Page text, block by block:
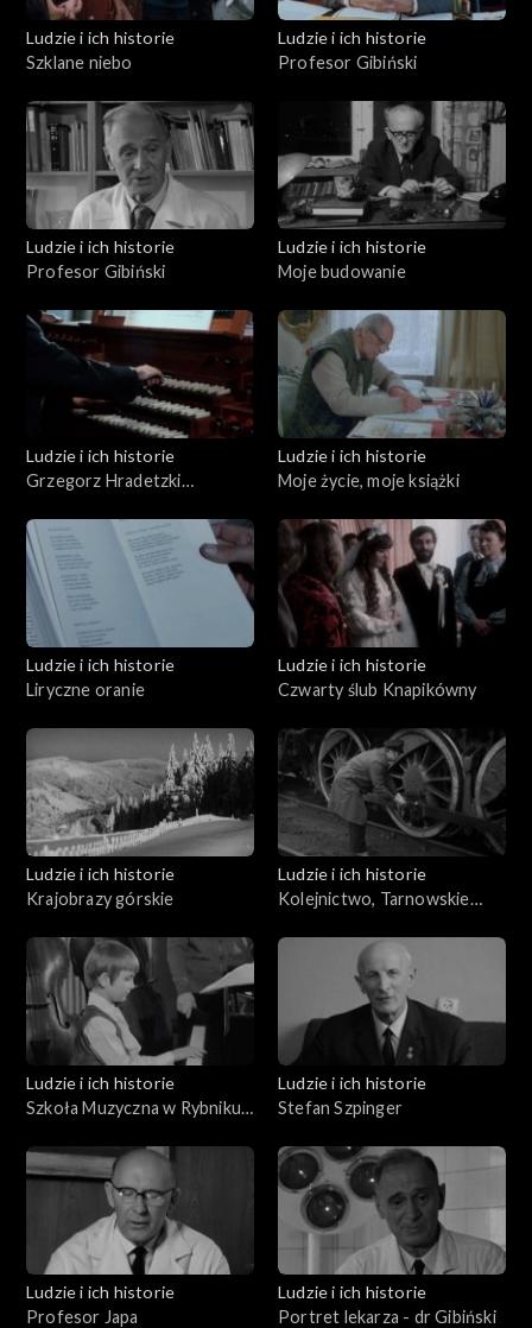
Ludzie i ich historie
Szklane niebo
Ludzie i ich historie
Profesor Gibiński
Ludzie i ich historie
Profesor Gibiński
Ludzie i ich historie
Moje budowanie
Ludzie i ich historie
Grzegorz Hradetzki
Ludzie i ich historie
Moje życie, moje książki
Ludzie i ich historie
Liryczne oranie
Ludzie i ich historie
Czwarty ślub Knapikówny
Ludzie i ich historie
Krajobrazy górskie
Ludzie i ich historie
Kolejnictwo, Tarnowskie
Ludzie i ich historie
Szkoła Muzyczna w Rybniku
Szafranków
Ludzie i ich historie
Stefan Szpinger
Ludzie i ich historie
Profesor Japa
Ludzie i ich historie
Portret lekarza - dr Gibiński